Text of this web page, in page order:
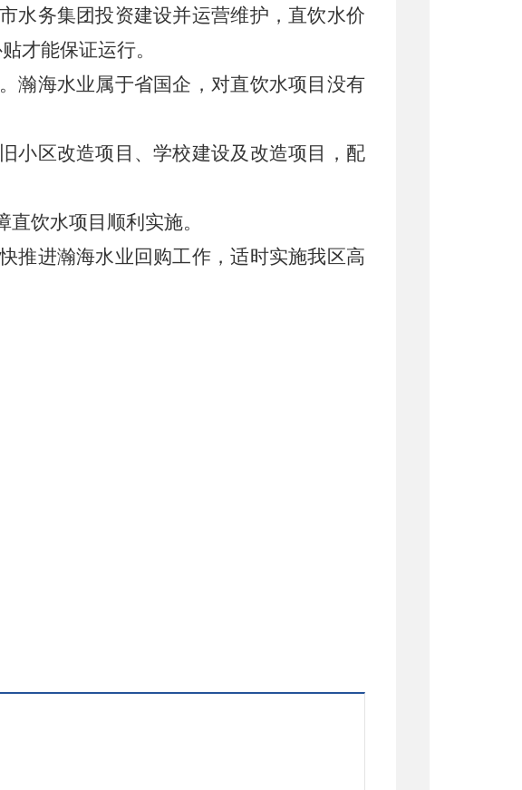
水务集团投资建设并运营维护，直饮水价
才能保证运行。
。瀚海水业属于省国企，对直饮水项目没有
小区改造项目、学校建设及改造项目，配
饮水项目顺利实施。
推进瀚海水业回购工作，适时实施我区高